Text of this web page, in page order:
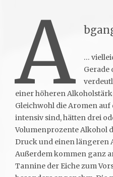
A
…
Gerade
einer höheren
Gleichwohl die Aromen
intensiv sind, hätten drei
Volumenprozente Alkohol
Druck und einen längeren
Außerdem kommen ganz
Tannine der Eiche zum